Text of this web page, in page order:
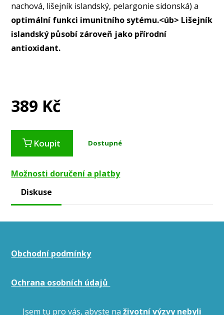
nachová, lišejník islandský, pelargonie sidonská) a
optimální funkci imunitního sytému.<úb> Lišejník
islandskýpůsobí zároveň jako přírodní
antioxidant.
389 Kč
Koupit Dostupné
Možnosti doručení a platby
Diskuse
Obchodní podmínky
Ochrana osobních údajů
Jsem tu pro vás, abyste na životní výzvy nebyli